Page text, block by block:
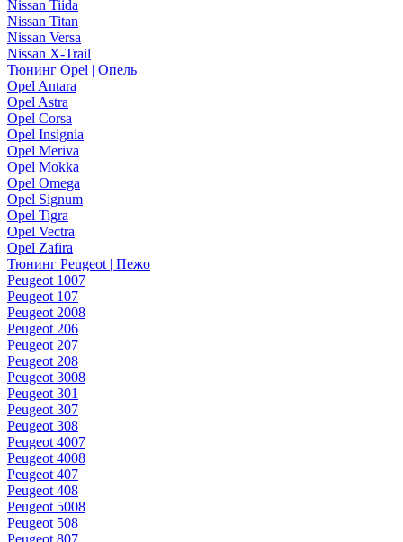
Nissan Tiida
Nissan Titan
Nissan Versa
Nissan X-Trail
Тюнинг Opel | Опель
Opel Antara
Opel Astra
Opel Corsa
Opel Insignia
Opel Meriva
Opel Mokka
Opel Omega
Opel Signum
Opel Tigra
Opel Vectra
Opel Zafira
Тюнинг Peugeot | Пежо
Peugeot 1007
Peugeot 107
Peugeot 2008
Peugeot 206
Peugeot 207
Peugeot 208
Peugeot 3008
Peugeot 301
Peugeot 307
Peugeot 308
Peugeot 4007
Peugeot 4008
Peugeot 407
Peugeot 408
Peugeot 5008
Peugeot 508
Peugeot 807